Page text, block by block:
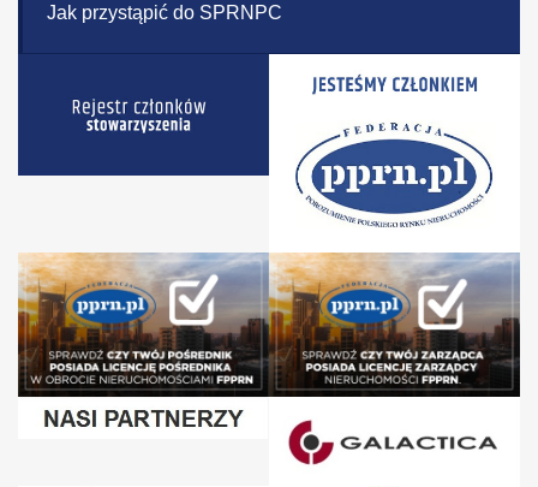
Jak przystąpić do SPRNPC